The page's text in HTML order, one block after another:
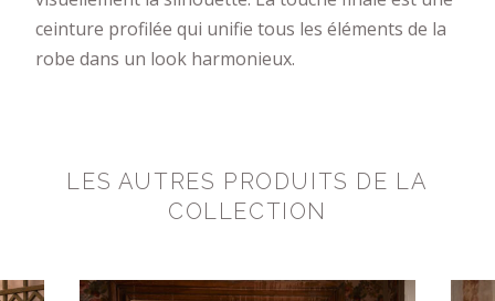
ceinture profilée qui unifie tous les éléments de la
robe dans un look harmonieux.
LES AUTRES PRODUITS DE LA
COLLECTION